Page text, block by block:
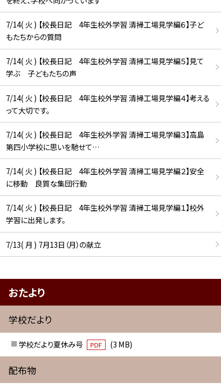
7/14( 火 ) 【校長日記 4年生校外学習 清掃工場見学編６】子ど
もたちからの質問
7/14( 火 ) 【校長日記 4年生校外学習 清掃工場見学編５】見て
学ぶ 子どもたちの声
7/14( 火 ) 【校長日記 4年生校外学習 清掃工場見学編４】考える
って大切です。
7/14( 火 ) 【校長日記 4年生校外学習 清掃工場見学編３】高島
第四小学校に思いを馳せて…
7/14( 火 ) 【校長日記 4年生校外学習 清掃工場見学編２】安全
に移動 良質な集団行動
7/14( 火 ) 【校長日記 4年生校外学習 清掃工場見学編１】校外
学習に出発します。
7/13( 月 ) 7月13日（月）の献立
おたより
学校だより
学校だより夏休み号 PDF (3 MB)
配布物